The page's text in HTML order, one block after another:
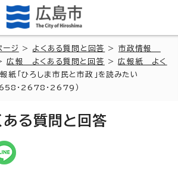
ージ > よくある質問と回答 > 市政情報
広報 よくある質問と回答 >広報紙 よく
紙「ひろしま市民と市政」を読みたい
・2678・2679）
る質問と回答